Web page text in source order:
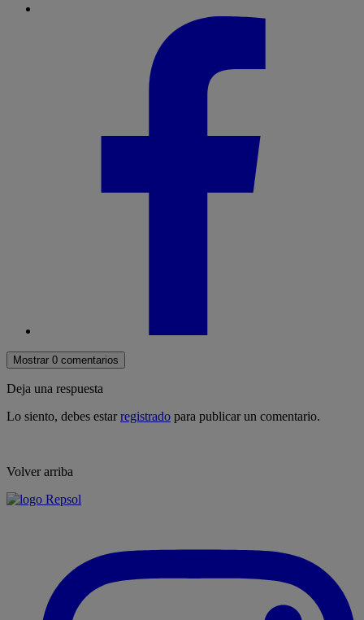
Mostrar 0 comentarios
Deja una respuesta
Lo siento, debes estarregistrado para publicar un comentario.
Volver arriba